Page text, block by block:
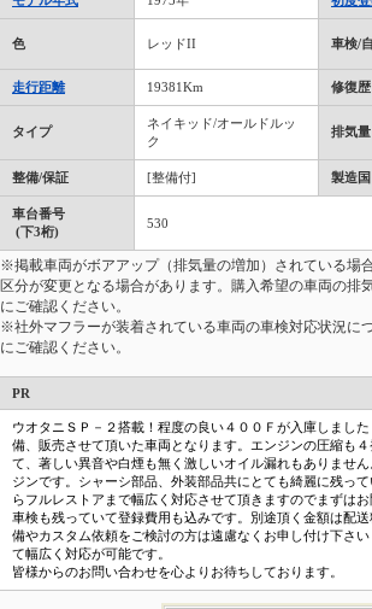
色 レッドII 車検/
走行距離 19381Km 修復歴
タイプ
ネイキッド/オールドルッ
ク
排気量
整備/保証 [整備付] 製造国
車台番号
(下3桁)
530
※掲載車両がボアアップ（排気量の増加）されている場
区分が変更となる場合があります。購入希望の車両の排
にご確認ください。
※社外マフラーが装着されている車両の車検対応状況に
にご確認ください。
PR
ウオタニＳＰ－２搭載！程度の良い４００Ｆが入庫しまし
備、販売させて頂いた車両となります。エンジンの圧縮も
て、著しい異音や白煙も無く激しいオイル漏れもありませ
ジンです。シャーシ部品、外装部品共にとても綺麗に残っ
らフルレストアまで幅広く対応させて頂きますのでまずはお
車検も残っていて登録費用も込みです。別途頂く金額は配
備やカスタム依頼をご検討の方は遠慮なくお申し付け下さ
て幅広く対応が可能です。
皆様からのお問い合わせを心よりお待ちしております。